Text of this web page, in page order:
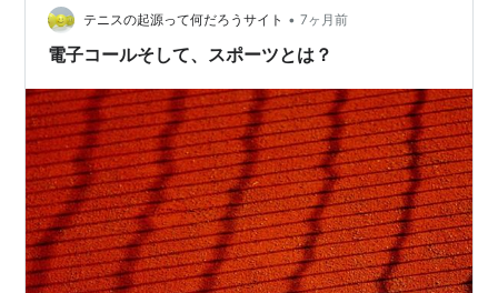
テニスの起源って何だろうサイト • 7ヶ月前
電子コールそして、スポーツとは？